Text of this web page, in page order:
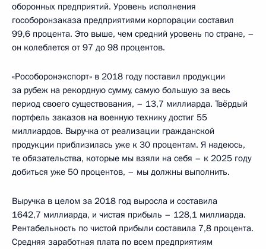
оборонных предприятий. Уровень исполнения
гособоронзаказа предприятиями корпорации составил
99,6 процента. Это выше, чем средний уровень по стране, –
он колеблется от 97 до 98 процентов.
«Рособоронэкспорт» в 2018 году поставил продукции
за рубеж на рекордную сумму, самую большую за весь
период своего существования, – 13,7 миллиарда. Твёрдый
портфель заказов на военную технику достиг 55
миллиардов. Выручка от реализации гражданской
продукции приблизилась уже к 30 процентам. Я надеюсь,
те обязательства, которые мы взяли на себя – к 2025 году
добиться уже 50 процентов, – мы должны выполнить.
Выручка в целом за 2018 год выросла и составила
1642,7 миллиарда, и чистая прибыль – 128,1 миллиарда.
Рентабельность по чистой прибыли составила 7,8 процента.
Средняя заработная плата по всем предприятиям